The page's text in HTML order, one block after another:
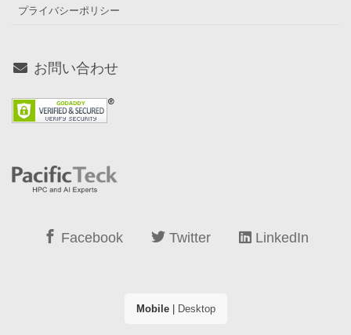
プライバシーポリシー
お問い合わせ
Facebook Twitter LinkedIn
Mobile| Desktop